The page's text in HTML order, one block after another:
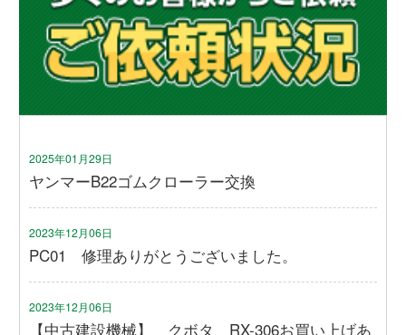
2025年01月29日
ヤンマーB22ゴムクローラー交換
2023年12月06日
PC01 修理ありがとうございました。
2023年12月06日
【中古建設機械】 クボタ RX-306お買い上げあ